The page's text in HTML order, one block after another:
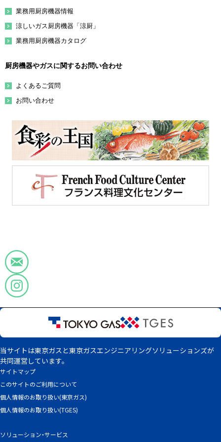
業務用厨房機器情報
涼しいガス厨房機器「涼厨」
業務用厨房機器カタログ
厨房機器やガスに関するお問い合わせ
よくあるご質問
お問い合わせ
サイトマップ
このサイトのご利用について
個人情報のお取り扱い(東京ガス)
個人情報のお取り扱い(TGES)
ソリューション・サービス
当サイトは東京ガスと東京ガスエンジニアリングソリューションズが
共同運営しています。